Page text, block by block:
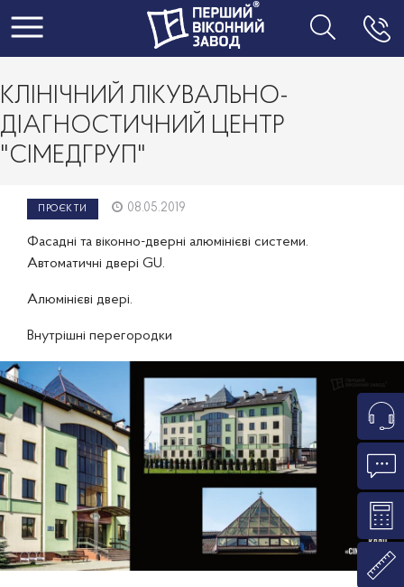
Toggle navigation
КЛІНІЧНИЙ ЛІКУВАЛЬНО-
ДІАГНОСТИЧНИЙ ЦЕНТР
"СІМЕДГРУП"
ПРОЄКТИ 08.05.2019
Фасадні та віконно-дверні алюмінієві системи.
Автоматичні двері GU.
Алюмінієві двері.
Внутрішні перегородки